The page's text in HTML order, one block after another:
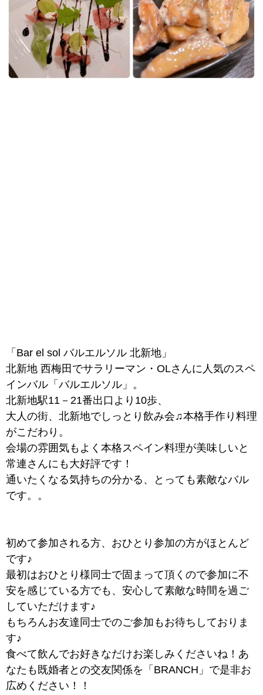
「Bar el sol バルエルソル 北新地」
北新地 西梅田でサラリーマン・OLさんに人気のスペ
インバル「バルエルソル」。
北新地駅11－21番出口より10歩、
大人の街、北新地でしっとり飲み会♫本格手作り料理
がこだわり。
会場の雰囲気もよく本格スペイン料理が美味しいと
常連さんにも大好評です！
通いたくなる気持ちの分かる、とっても素敵なバル
です。。
初めて参加される方、おひとり参加の方がほとんど
です♪
最初はおひとり様同士で固まって頂くので参加に不
安を感じている方でも、安心して素敵な時間を過ご
していただけます♪
もちろんお友達同士でのご参加もお待ちしておりま
す♪
食べて飲んでお好きなだけお楽しみくださいね！あ
なたも既婚者との交友関係を「BRANCH」で是非お
広めください！！